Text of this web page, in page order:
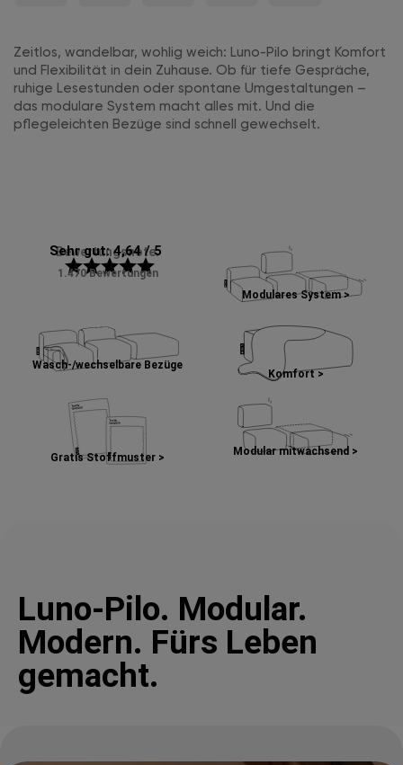
Zeitlos, wandelbar, wohlig weich: Luno-Pilo bringt Komfort
und Flexibilität in dein Zuhause. Ob für tiefe Gespräche,
ruhige Lesestunden oder spontane Umgestaltungen –
das modulare System macht alles mit. Und die
pflegeleichten Bezüge sind schnell gewechselt.
Bewertungsnote:
Sehr gut: 4,64 / 5
starstarstarstarstar
1.470 Bewertungen
Modulares System >
Wasch-/wechselbare Bezüge
Komfort >
Gratis Stoffmuster >
Modular mitwachsend >
Luno-Pilo. Modular.
Modern. Fürs Leben
gemacht.